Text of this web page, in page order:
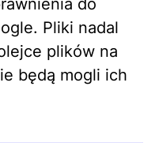
do
Pliki nadal
plików na
będą mogli ich